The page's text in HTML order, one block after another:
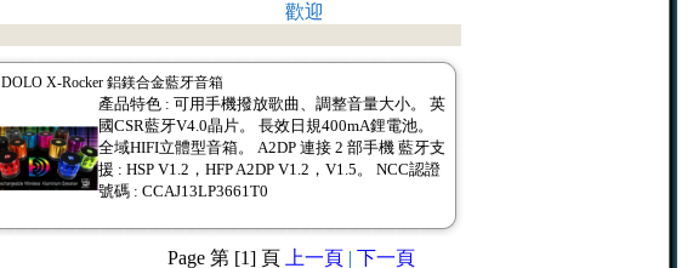
歡迎 光臨耀明資訊 線上產品資訊網 歡迎 光
DOLO X-Rocker 鋁鎂合金藍牙音箱
產品特色 : 可用手機撥放歌曲、調整音量大小。 英
國CSR藍牙V4.0晶片。 長效日規400mA鋰電池。
全域HIFI立體型音箱。 A2DP 連接 2 部手機 藍牙支
援 : HSP V1.2，HFP A2DP V1.2，V1.5。 NCC認證
號碼 : CCAJ13LP3661T0
Page 第 [1] 頁 上一頁 | 下一頁